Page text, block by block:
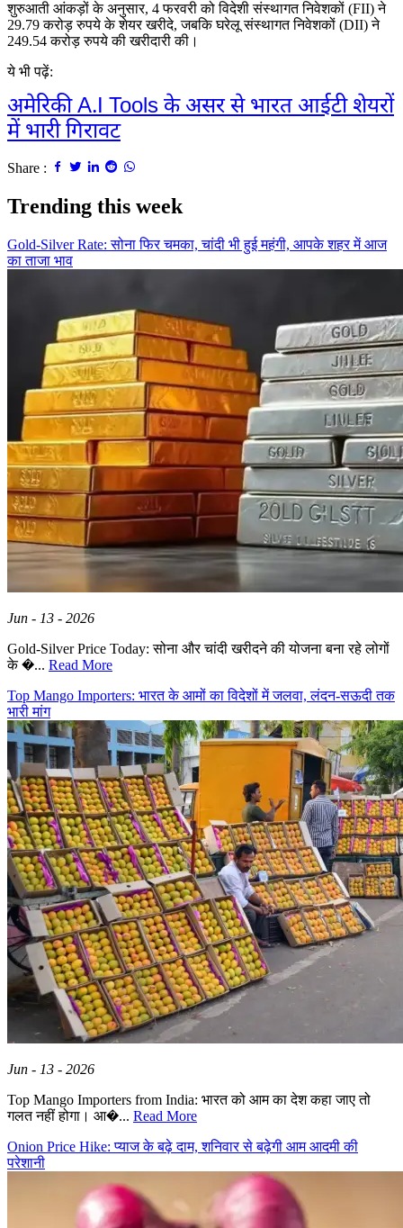
शुरुआती आंकड़ों के अनुसार, 4 फरवरी को विदेशी संस्थागत निवेशकों (FII) ने
29.79 करोड़ रुपये के शेयर खरीदे, जबकि घरेलू संस्थागत निवेशकों (DII) ने
249.54 करोड़ रुपये की खरीदारी की।
ये भी पढ़ें:
अमेरिकी A.I Tools के असर से भारत आईटी शेयरों
में भारी गिरावट
Share :
Trending this week
Gold-Silver Rate: सोना फिर चमका, चांदी भी हुई महंगी, आपके शहर में आज
का ताजा भाव
Jun - 13 - 2026
Gold-Silver Price Today: सोना और चांदी खरीदने की योजना बना रहे लोगों
के �... Read More
Top Mango Importers: भारत के आमों का विदेशों में जलवा, लंदन-सऊदी तक
भारी मांग
Jun - 13 - 2026
Top Mango Importers from India: भारत को आम का देश कहा जाए तो
गलत नहीं होगा। आ�... Read More
Onion Price Hike: प्याज के बढ़े दाम, शनिवार से बढ़ेगी आम आदमी की
परेशानी